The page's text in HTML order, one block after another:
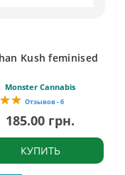
Kush feminised
Monster Cannabis
Отзывов - 6
185.00 грн.
КУПИТЬ